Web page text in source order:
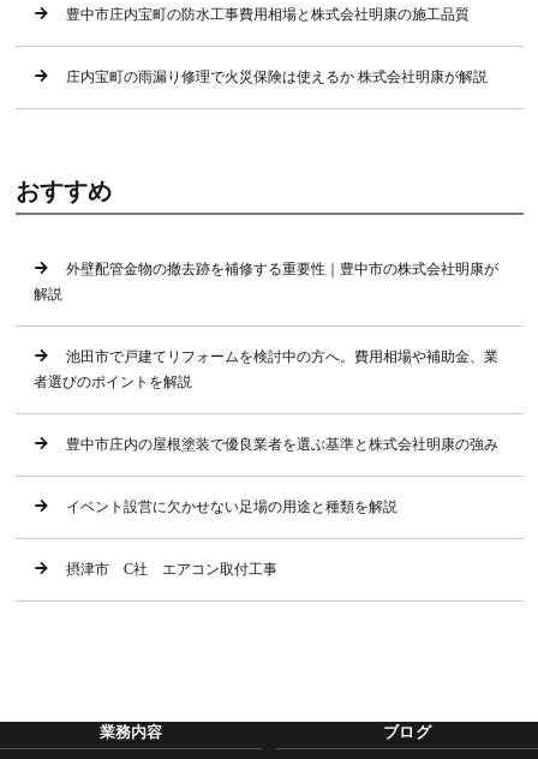
豊中市庄内宝町の防水工事費用相場と株式会社明康の施工品質
庄内宝町の雨漏り修理で火災保険は使えるか 株式会社明康が解説
おすすめ
外壁配管金物の撤去跡を補修する重要性｜豊中市の株式会社明康が
解説
池田市で戸建てリフォームを検討中の方へ。費用相場や補助金、業
者選びのポイントを解説
豊中市庄内の屋根塗装で優良業者を選ぶ基準と株式会社明康の強み
イベント設営に欠かせない足場の用途と種類を解説
摂津市 C社 エアコン取付工事
業務内容 ブログ